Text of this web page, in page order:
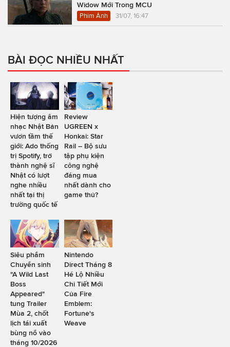
Widow Mới Trong MCU
Phim Ảnh 31/07, 16:47
BÀI ĐỌC NHIỀU NHẤT
Hiện tượng âm
nhạc Nhật Bản
vươn tầm thế
giới: Ado thống
trị Spotify, trở
thành nghệ sĩ
Nhật có lượt
nghe nhiều
nhất tại thị
trường quốc tế
Review
UGREEN x
Honkai: Star
Rail – Bộ sưu
tập phụ kiện
công nghệ
đáng mua
nhất dành cho
game thủ?
Siêu phẩm
Chuyển sinh
"A Wild Last
Boss
Appeared"
tung Trailer
Mùa 2, chốt
lịch tái xuất
bùng nổ vào
tháng 10/2026
Nintendo
Direct Tháng 8
Hé Lộ Nhiều
Chi Tiết Mới
Của Fire
Emblem:
Fortune's
Weave